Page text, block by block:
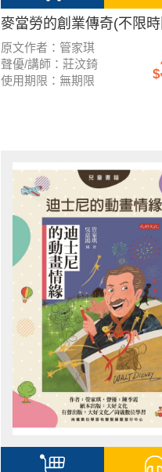
麥當勞的創業傳奇(不限
原文作者：管家琪
聲優/講師：莊汶錡
使用期限：無期限
$